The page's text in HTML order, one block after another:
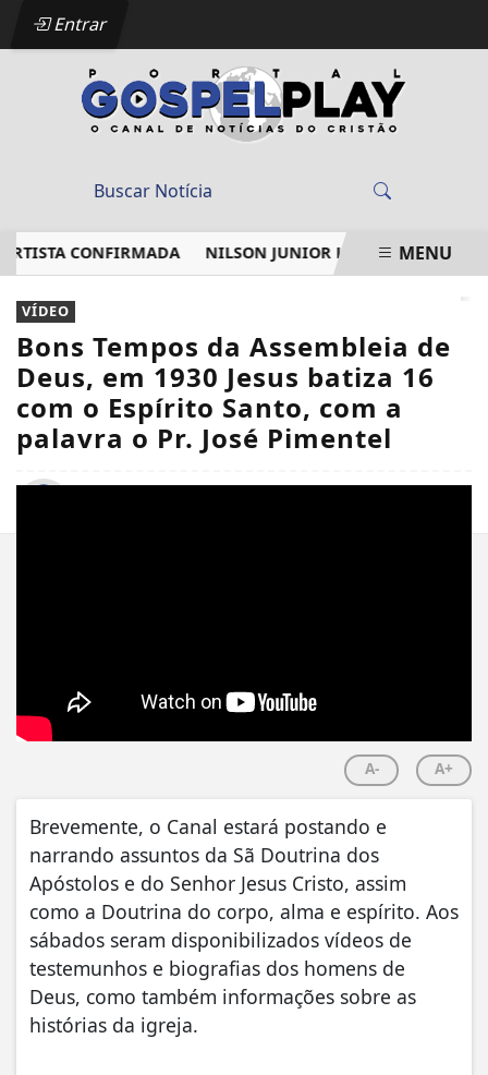
Entrar
CONFIRMADA NILSON JUNIOR LANÇA “NÃO ME
EM ALTA
MENU
VÍDEO
Bons Tempos da Assembleia de
Deus, em 1930 Jesus batiza 16
com o Espírito Santo, com a
palavra o Pr. José Pimentel
A- A+
Brevemente, o Canal estará postando e
narrando assuntos da Sã Doutrina dos
Apóstolos e do Senhor Jesus Cristo, assim
como a Doutrina do corpo, alma e espírito. Aos
sábados seram disponibilizados vídeos de
testemunhos e biografias dos homens de
Deus, como também informações sobre as
histórias da igreja.